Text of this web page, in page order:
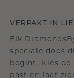
VERPAKT IN
Elk
speciale doos
begint. Kies
past en laat